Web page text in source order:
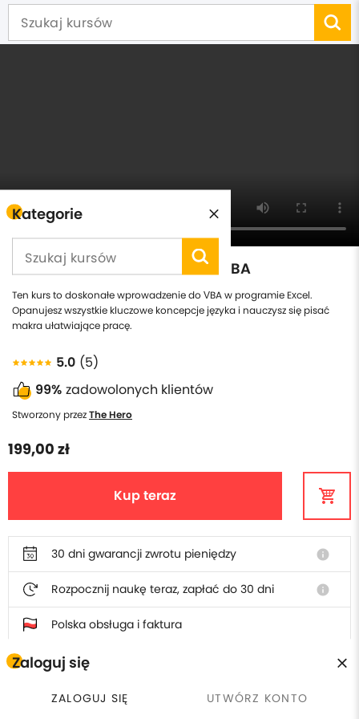
Kategorie
Zaloguj się
ZALOGUJ SIĘ UTWÓRZ KONTO
Kurs Excel - programowanie VBA
Ten kurs to doskonałe wprowadzenie do VBA w programie Excel.
Opanujesz wszystkie kluczowe koncepcje języka i nauczysz się pisać
makra ułatwiające pracę.
5.0 (5)
99% zadowolonych klientów
Stworzony przezThe Hero
199,00 zł
Kup teraz
30 dni gwarancji zwrotu pieniędzy info
Rozpocznij naukę teraz, zapłać do 30 dni info
Polska obsługa i faktura